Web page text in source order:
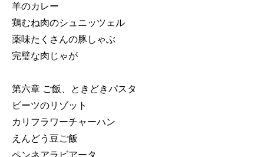
羊のカレー
鶏むね肉のシュニッツェル
薬味たくさんの豚しゃぶ
完璧な肉じゃが
第六章 ご飯、ときどきパスタ
ビーツのリゾット
カリフラワーチャーハン
えんどう豆ご飯
ペンネアラビアータ